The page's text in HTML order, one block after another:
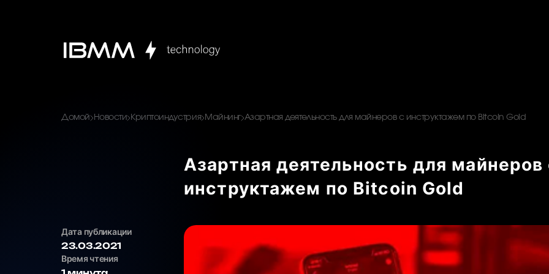
Домой Новости Криптоиндустрия Майнинг Азартная деятельность для майнеров с инструктажем по Bitcoin Gold
Азартная деятельность для майнеров
инструктажем по Bitcoin Gold
Дата публикации
23.03.2021
Время чтения